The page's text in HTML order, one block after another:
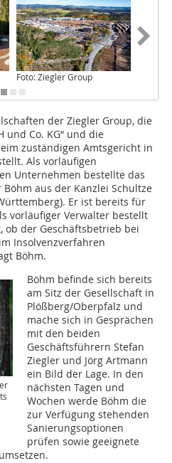
Foto: Ziegler Group
der Ziegler Group, die
und Co. KG“ und die
zuständigen Amtsgericht in
Als vorläufigen
Unternehmen bestellte das
aus der Kanzlei Schultze
Er ist bereits für
vorläufiger Verwalter bestellt
ob der Geschäftsbetrieb bei
Insolvenzverfahren
Böhm.
Böhm befinde sich bereits
am Sitz der Gesellschaft in
Plößberg/Oberpfalz und
mache sich in Gesprächen
mit den beiden
Geschäftsführern Stefan
Ziegler und Jörg Artmann
ein Bild der Lage. In den
nächsten Tagen und
Wochen werde Böhm die
zur Verfügung stehenden
Sanierungsoptionen
prüfen sowie geeignete